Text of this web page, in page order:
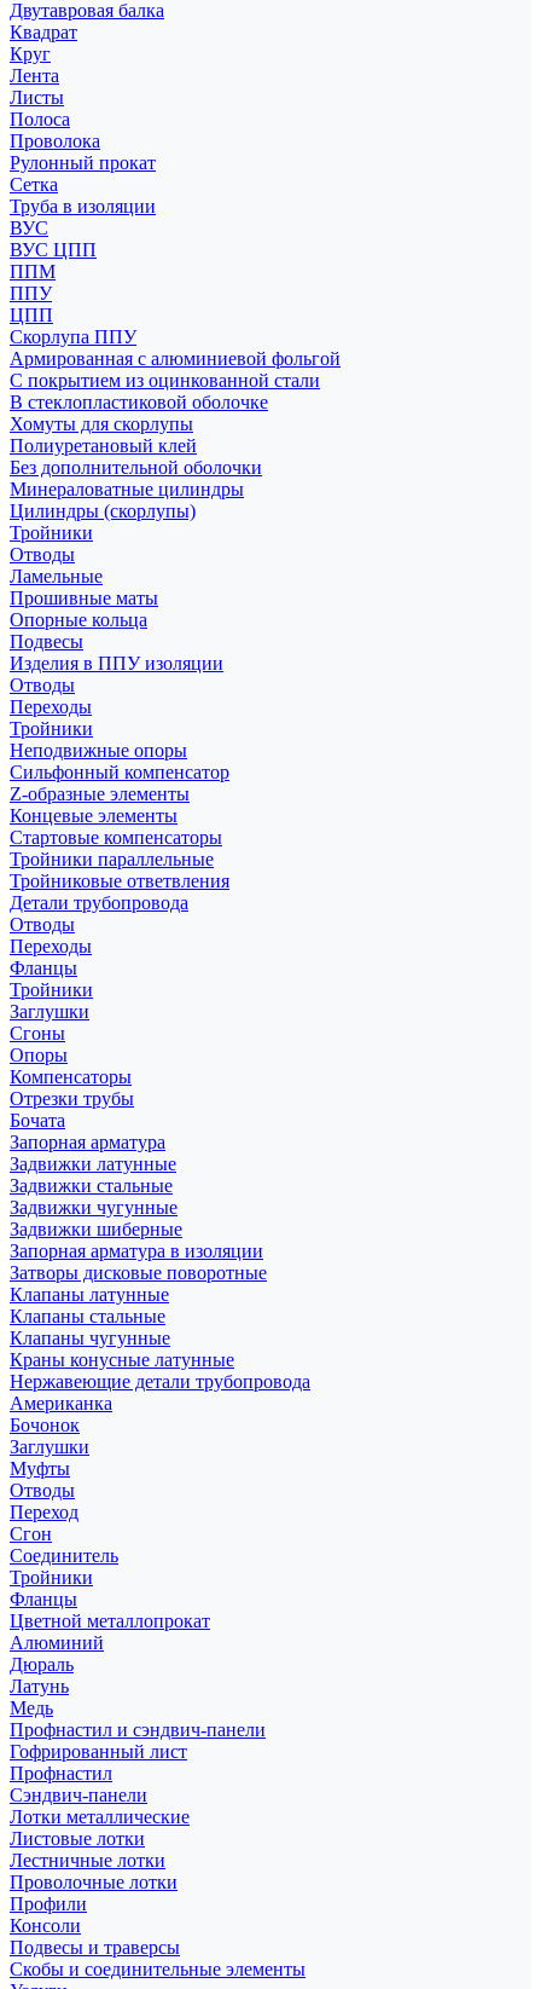
Двутавровая балка
Квадрат
Круг
Лента
Листы
Полоса
Проволока
Рулонный прокат
Сетка
Труба в изоляции
ВУС
ВУС ЦПП
ППМ
ППУ
ЦПП
Скорлупа ППУ
Армированная с алюминиевой фольгой
С покрытием из оцинкованной стали
В стеклопластиковой оболочке
Хомуты для скорлупы
Полиуретановый клей
Без дополнительной оболочки
Минераловатные цилиндры
Цилиндры (скорлупы)
Тройники
Отводы
Ламельные
Прошивные маты
Опорные кольца
Подвесы
Изделия в ППУ изоляции
Отводы
Переходы
Тройники
Неподвижные опоры
Cильфонный компенсатор
Z-образные элементы
Концевые элементы
Стартовые компенсаторы
Тройники параллельные
Тройниковые ответвления
Детали трубопровода
Отводы
Переходы
Фланцы
Тройники
Заглушки
Сгоны
Опоры
Компенсаторы
Отрезки трубы
Бочата
Запорная арматура
Задвижки латунные
Задвижки стальные
Задвижки чугунные
Задвижки шиберные
Запорная арматура в изоляции
Затворы дисковые поворотные
Клапаны латунные
Клапаны стальные
Клапаны чугунные
Краны конусные латунные
Нержавеющие детали трубопровода
Американка
Бочонок
Заглушки
Муфты
Отводы
Переход
Сгон
Соединитель
Тройники
Фланцы
Цветной металлопрокат
Алюминий
Дюраль
Латунь
Медь
Профнастил и сэндвич-панели
Гофрированный лист
Профнастил
Сэндвич-панели
Лотки металлические
Листовые лотки
Лестничные лотки
Проволочные лотки
Профили
Консоли
Подвесы и траверсы
Скобы и соединительные элементы